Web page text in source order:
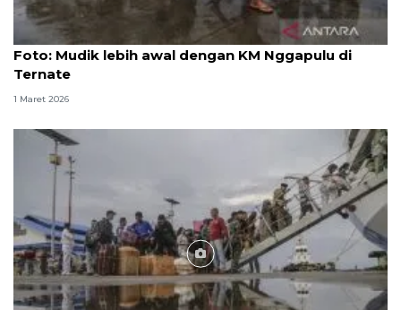
Foto
Foto: Mudik lebih awal dengan KM Nggapulu di
Ternate
1 Maret 2026